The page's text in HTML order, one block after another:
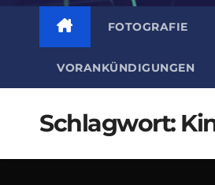
FOTOGRAFIE
VORANKÜNDIGUNGEN
Schlagwort: